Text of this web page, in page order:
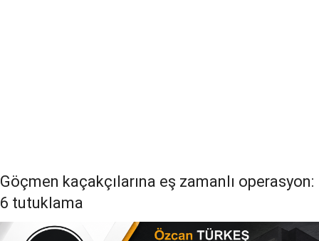
Göçmen kaçakçılarına eş zamanlı operasyon:
6 tutuklama